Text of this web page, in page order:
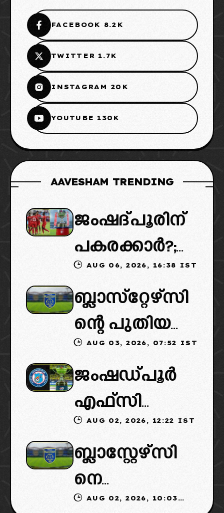
FACEBOOK 8.2K
TWITTER 1.7K
INSTAGRAM 20K
YOUTUBE 130K
AAVESHAM TRENDING
ജംഷദ്പൂരിന്
പകരക്കാർ?;
ഐഎസ്എല്ലി
ൽ പുതിയ
ടീമിനെ
ഉൾപ്പെടുത്താ
ൻ
എഐഎഫ്എ
ഫ്: വരുന്നത്
ഗോവൻ
ലെജൻഡറി
ക്ലബ്
AUG 06, 2026, 16:38 IST
ബ്ലാസ്‌റ്റേഴ്‌സി
ന്റെ പുതിയ
ഉടമകളിൽ
മലബാറിൽ
നിന്നുള്ള
ബിസിനസ്
ഗ്രൂപ്പും:
ക്ലബ്ബിന്റെ
ആസ്ഥാനം
AUG 03, 2026, 07:52 IST
ജംഷഡ്പൂർ
എഫ്സി
മടങ്ങിവരും!:
തിരിച്ചെത്തി
ക്കാൻ
നീക്കങ്ങൾ
AUG 02, 2026, 12:22 IST
ബ്ലാസ്റ്റേഴ്‌സി
നെ
ഏറ്റെടുക്കാൻ
AUG 02, 2026, 10:03